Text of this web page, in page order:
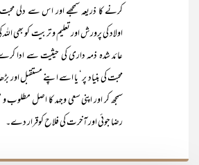
کرنے کا ذریعہ سمجھے اور اس سے دلی
اولاد کی پرورش اور تعلیم و تربیت کو بھی
عائد شدہ ذمہ داری کی حیثیت سے ادا
محبت کی بنیاد پر‘ یا اسے اپنے مستقبل اور
سمجھ کر اور اپنی سعی وجہد کا اصل مطلوب و
رضا جوئی اور آخرت کی فلاح کوقرار دے۔